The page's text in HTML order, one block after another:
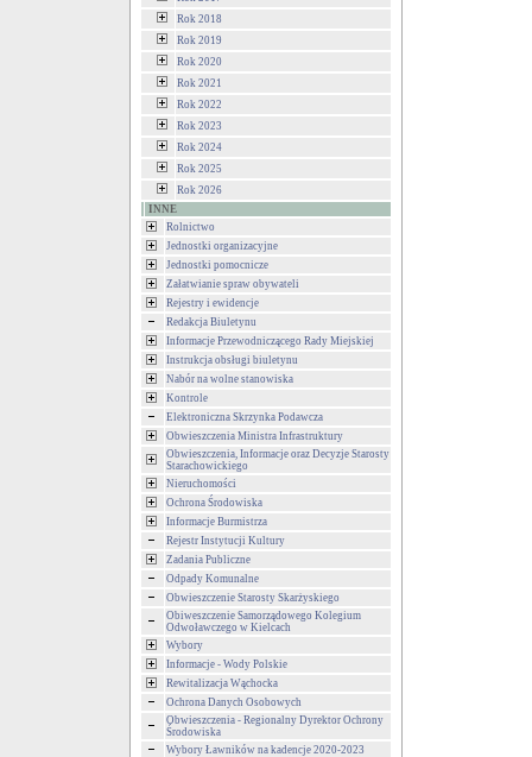
Rok 2018
Rok 2019
Rok 2020
Rok 2021
Rok 2022
Rok 2023
Rok 2024
Rok 2025
Rok 2026
INNE
Rolnictwo
Jednostki organizacyjne
Jednostki pomocnicze
Załatwianie spraw obywateli
Rejestry i ewidencje
Redakcja Biuletynu
Informacje Przewodniczącego Rady Miejskiej
Instrukcja obsługi biuletynu
Nabór na wolne stanowiska
Kontrole
Elektroniczna Skrzynka Podawcza
Obwieszczenia Ministra Infrastruktury
Obwieszczenia, Informacje oraz Decyzje Starosty
Starachowickiego
Nieruchomości
Ochrona Środowiska
Informacje Burmistrza
Rejestr Instytucji Kultury
Zadania Publiczne
Odpady Komunalne
Obwieszczenie Starosty Skarżyskiego
Obiweszczenie Samorządowego Kolegium
Odwoławczego w Kielcach
Wybory
Informacje - Wody Polskie
Rewitalizacja Wąchocka
Ochrona Danych Osobowych
Obwieszczenia - Regionalny Dyrektor Ochrony
Środowiska
Wybory Ławników na kadencje 2020-2023